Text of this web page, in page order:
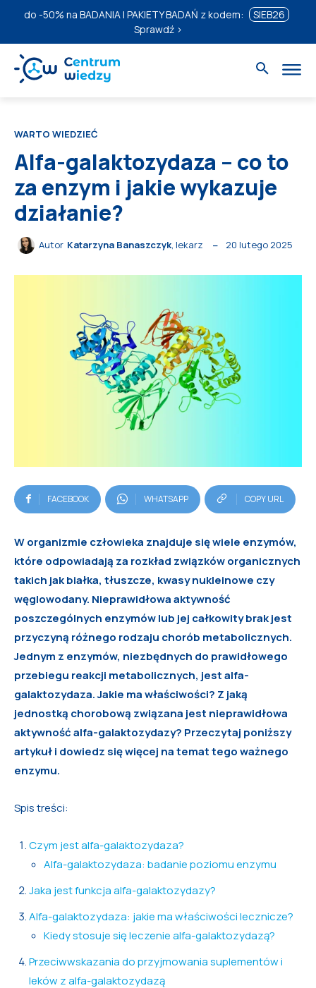
do -50% na BADANIA I PAKIETY BADAŃ z kodem:
SIEB26
Sprawdź ›
WARTO WIEDZIEĆ
Alfa-galaktozydaza – co to
za enzym i jakie wykazuje
działanie?
Autor Katarzyna Banaszczyk, lekarz 20 lutego 2025
FACEBOOK WHATSAPP COPY URL
W organizmie człowieka znajduje się wiele enzymów,
które odpowiadają za rozkład związków organicznych
takich jak białka, tłuszcze, kwasy nukleinowe czy
węglowodany. Nieprawidłowa aktywność
poszczególnych enzymów lub jej całkowity brak jest
przyczyną różnego rodzaju chorób metabolicznych.
Jednym z enzymów, niezbędnych do prawidłowego
przebiegu reakcji metabolicznych, jest alfa-
galaktozydaza. Jakie ma właściwości? Z jaką
jednostką chorobową związana jest nieprawidłowa
aktywność alfa-galaktozydazy? Przeczytaj poniższy
artykuł i dowiedz się więcej na temat tego ważnego
enzymu.
Spis treści:
Czym jest alfa-galaktozydaza?
Alfa-galaktozydaza: badanie poziomu enzymu
Jaka jest funkcja alfa-galaktozydazy?
Alfa-galaktozydaza: jakie ma właściwości lecznicze?
Kiedy stosuje się leczenie alfa-galaktozydazą?
Przeciwwskazania do przyjmowania suplementów i
leków z alfa-galaktozydazą